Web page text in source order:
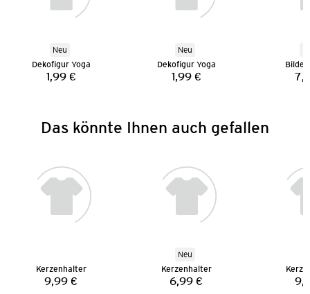
Neu
Dekofigur Yoga
Preis:
1,99 €
Neu
Dekofigur Yoga
Preis:
1,99 €
Das könnte Ihnen auch gefallen
Kerzenhalter
Preis:
9,99 €
Neu
Kerzenhalter
Preis:
6,99 €